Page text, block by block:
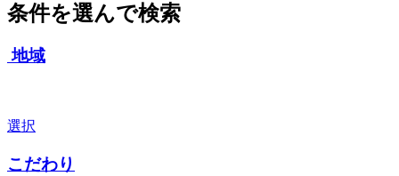
条件を選んで検索
地域
選択
こだわり